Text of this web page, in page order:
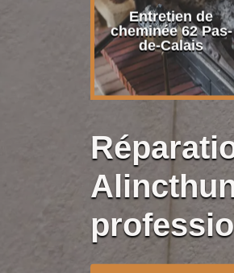
Entretien de
cheminée 62 Pas-
de-Calais